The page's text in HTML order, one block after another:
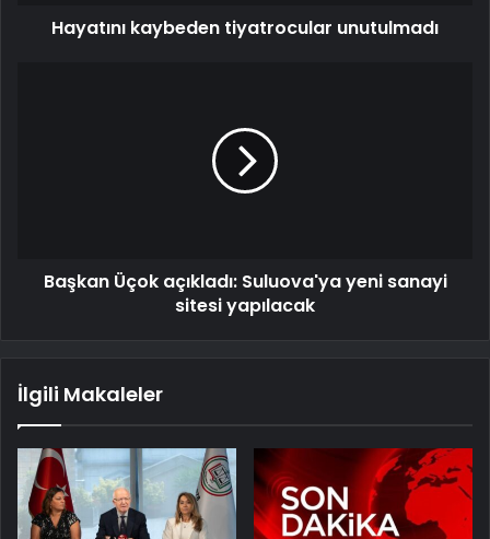
Hayatını kaybeden tiyatrocular unutulmadı
Başkan Üçok açıkladı: Suluova'ya yeni sanayi
sitesi yapılacak
İlgili Makaleler